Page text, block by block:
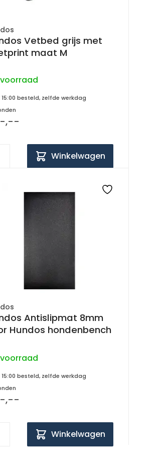
Vetbed grijs met
maat M
besteld, zelfde werkdag
,--
Winkelwagen
Antislipmat 8mm
Hundos hondenbench
besteld, zelfde werkdag
,--
Winkelwagen